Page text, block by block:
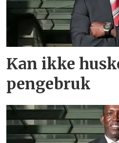
Kan ikke
pengebruk